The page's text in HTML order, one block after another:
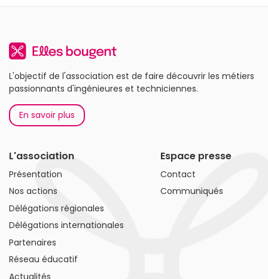
L'objectif de l'association est de faire découvrir les métiers
passionnants d'ingénieures et techniciennes.
En savoir plus
L'association
Présentation
Nos actions
Délégations régionales
Délégations internationales
Partenaires
Réseau éducatif
Actualités
Espace presse
Contact
Communiqués